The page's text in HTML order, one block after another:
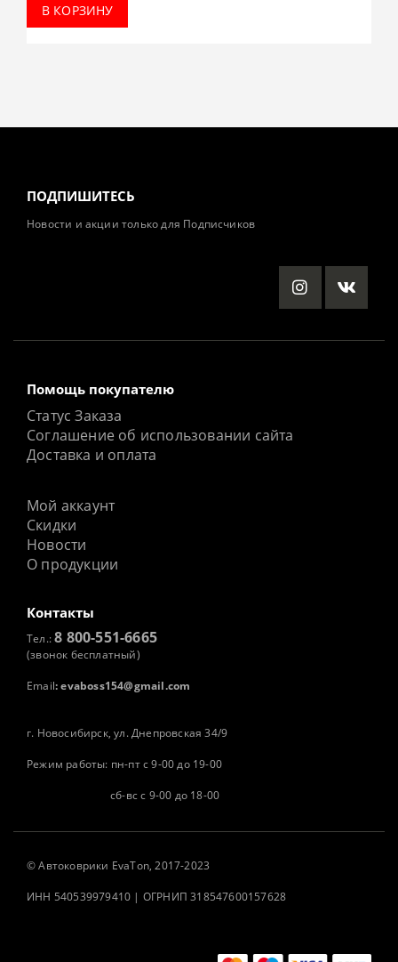
В КОРЗИНУ
ПОДПИШИТЕСЬ
Новости и акции только для Подписчиков
Помощь покупателю
Статус Заказа
Соглашение об использовании сайта
Доставка и оплата
Мой аккаунт
Скидки
Новости
О продукции
Контакты
Тел.:8 800-551-6665
(звонок бесплатный)
Email: evaboss154@gmail.com
г. Новосибирск, ул. Днепровская 34/9
Режим работы: пн-пт с 9-00 до 19-00
сб-вс с 9-00 до 18-00
©Автоковрики EvaTon, 2017-2023
ИНН 540539979410 | ОГРНИП 318547600157628